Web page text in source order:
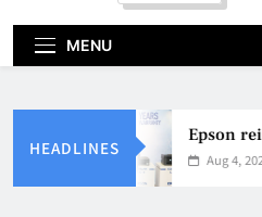
MENU
HEADLINES
Epson
Aug 4, 2026